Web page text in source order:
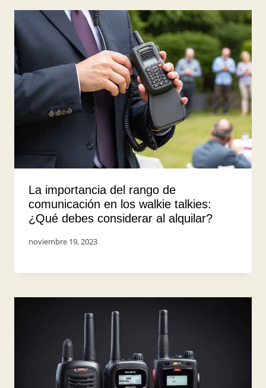
La importancia del rango de
comunicación en los walkie talkies:
¿Qué debes considerar al alquilar?
Por
noviembre 19, 2023